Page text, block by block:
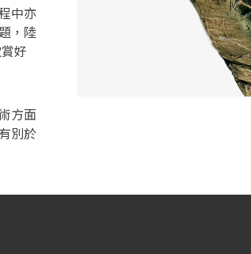
中亦
，陸
好
方面
別於